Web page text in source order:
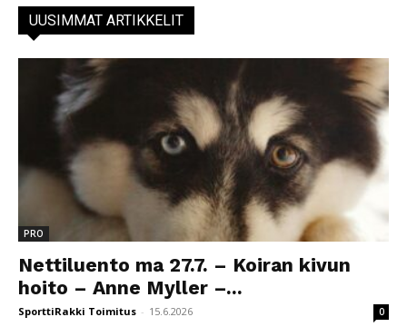
UUSIMMAT ARTIKKELIT
PRO
Nettiluento ma 27.7. – Koiran kivun
hoito – Anne Myller –...
SporttiRakki Toimitus - 15.6.2026 0